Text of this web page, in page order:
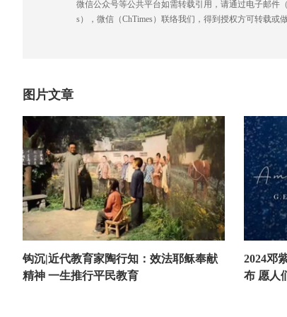
微信公众号等公共平台如需转载引用，请通过电子邮件（
s），微信（ChTimes）联络我们，得到授权方可转载或
图片文章
钩沉|近代教育家陶行知：效法耶稣奉献
精神 一生推行平民教育
2024邓
布 愿人